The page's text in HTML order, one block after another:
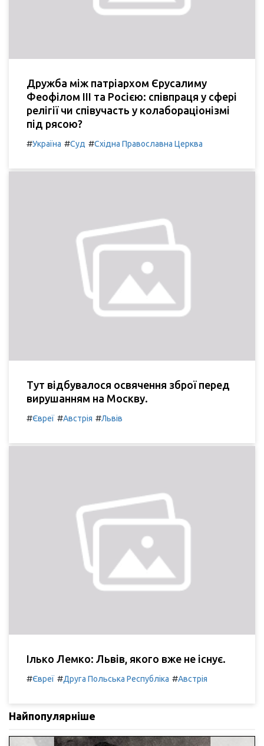
Дружба між патріархом Єрусалиму
Феофілом III та Росією: співпраця у сфері
релігії чи співучасть у колабораціонізмі
під рясою?
#Україна #Суд #Східна Православна Церква
Тут відбувалося освячення зброї перед
вирушанням на Москву.
#Євреї #Австрія #Львів
Ілько Лемко: Львів, якого вже не існує.
#Євреї #Друга Польська Республіка #Австрія
Найпопулярніше